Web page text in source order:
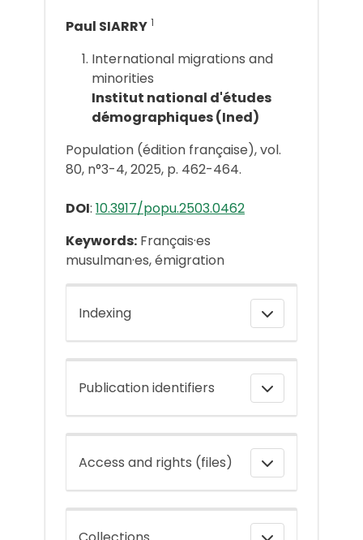
Paul SIARRY 1
International migrations and
minorities
Institut national d'études
démographiques (Ined)
Population (édition française), vol.
80, n°3-4, 2025, p. 462-464.
DOI: 10.3917/popu.2503.0462
Keywords: Français·es
musulman·es, émigration
Indexing
Publication identifiers
Access and rights (files)